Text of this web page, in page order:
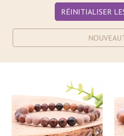
RÉINITIALISER